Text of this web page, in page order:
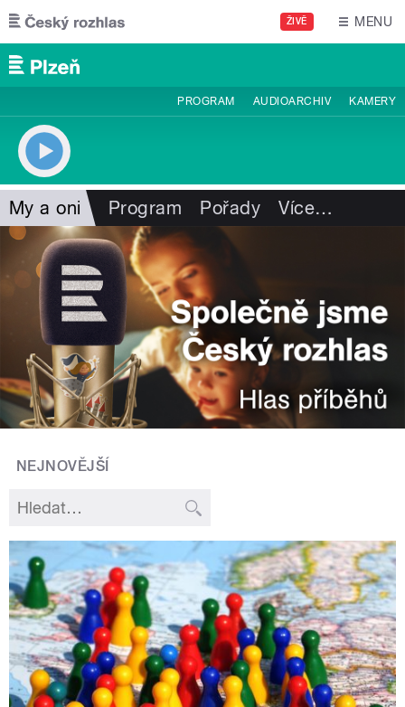
Přejít k hlavnímu obsahu
ŽIVĚ MENU
PROGRAM AUDIOARCHIV KAMERY
My a oni Program Pořady Více…
NEJNOVĚJŠÍ